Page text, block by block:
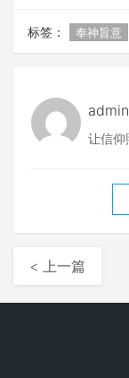
标签： 奉神旨意
admin
< 上一篇